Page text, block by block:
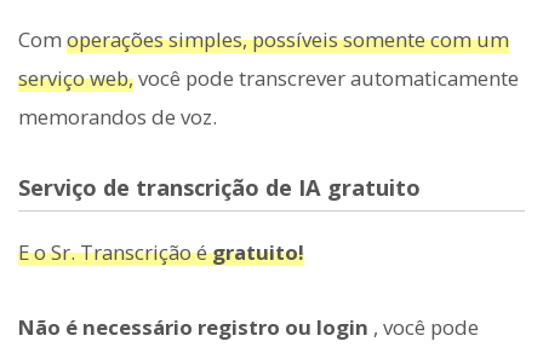
Com operações simples, possíveis somente com um
serviço web,você pode transcrever automaticamente
memorandos de voz.
Serviço de transcrição de IA gratuito
E o Sr. Transcrição égratuito!
Não é necessário registro ou login , você pode